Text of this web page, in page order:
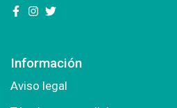
Información
Aviso legal